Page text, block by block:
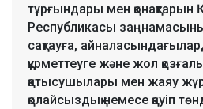
тұрғындары мен қонақтарын
Республикасы
сақтауға,
құрметтеуге және жол
қатысушылары мен жаяу
қолайсыздық немесе қауіп